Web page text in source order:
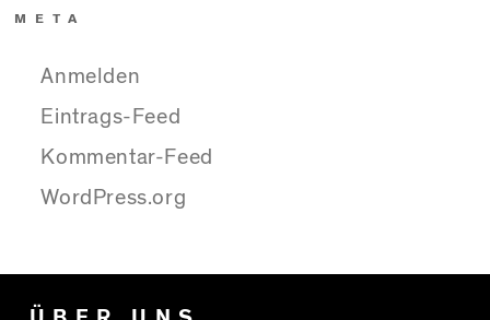
META
Anmelden
Eintrags-Feed
Kommentar-Feed
WordPress.org